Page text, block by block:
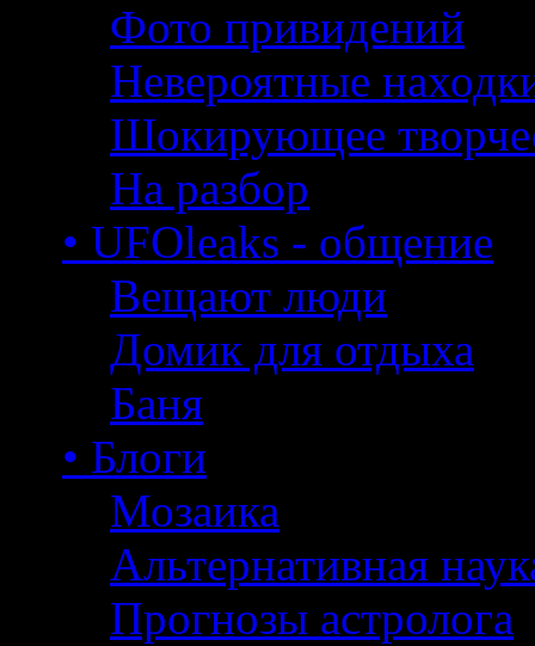
Фото привидений
Невероятные
Шокирующее
На разбор
• UFOleaks - общение
Вещают люди
Домик для отдыха
Баня
• Блоги
Мозаика
Альтернативная
Прогнозы астролога